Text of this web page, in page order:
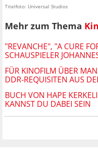
Titelfoto: Universal Studios
Mehr zum Thema
"REVANCHE", "A CURE
SCHAUSPIELER
FÜR KINOFILM ÜBER
DDR-REQUISITEN AUS
BUCH VON HAPE
KANNST DU DABEI SEIN